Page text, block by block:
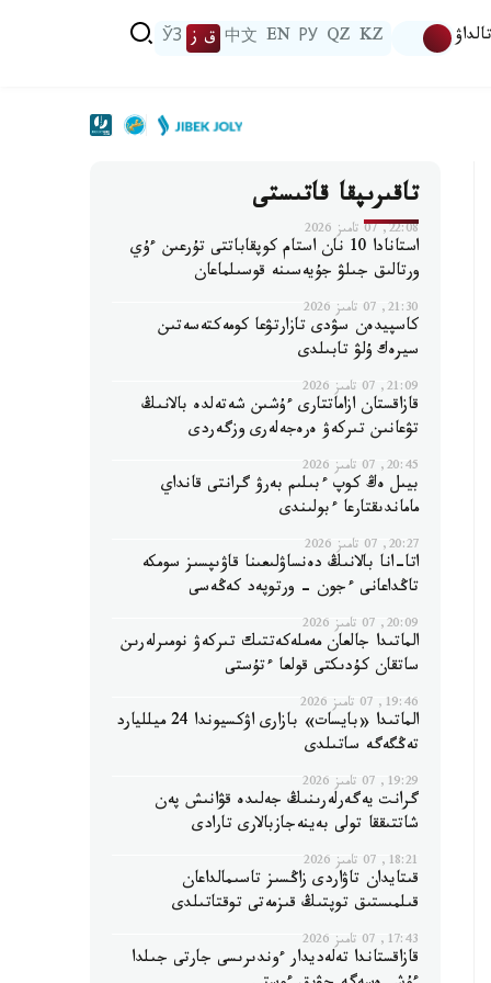
تالداۋ KZ
QZ
РУ
EN
中文 ق ز ЎЗ
تاقىرىپقا قاتىستى
22:08, 07 تامىز 2026
استانادا 10 نان استام كوپقاباتتى تۇرعىن ءۇي
ورتالىق جىلۋ جۇيەسىنە قوسىلماعان
21:30, 07 تامىز 2026
كاسپيدەن سۋدى تازارتۋعا كومەكتەسەتىن
سيرەك ۇلۋ تابىلدى
21:09, 07 تامىز 2026
قازاقستان ازاماتتارى ءۇشىن شەتەلدە بالانىڭ
تۋعانىن تىركەۋ ەرەجەلەرى وزگەردى
20:45, 07 تامىز 2026
بيىل ەڭ كوپ ءبىلىم بەرۋ گرانتى قانداي
ماماندىقتارعا ءبولىندى
20:27, 07 تامىز 2026
اتا-انا بالانىڭ دەنساۋلىعىنا قاۋىپسىز سومكە
تاڭداعانى ءجون - ورتوپەد كەڭەسى
20:09, 07 تامىز 2026
الماتىدا جالعان مەملەكەتتىك تىركەۋ نومىرلەرىن
ساتقان كۇدىكتى قولعا ءتۇستى
19:46, 07 تامىز 2026
الماتىدا «بايسات» بازارى اۋكسيوندا 24 ميلليارد
تەڭگەگە ساتىلدى
19:29, 07 تامىز 2026
گرانت يەگەرلەرىنىڭ جەلىدە قۋانىش پەن
شاتتىققا تولى بەينەجازبالارى تارادى
18:21, 07 تامىز 2026
قىتايدان تاۋاردى زاڭسىز تاسىمالداعان
قىلمىستىق توپتىڭ قىزمەتى توقتاتىلدى
17:43, 07 تامىز 2026
قازاقستاندا تەلەديدار ءوندىرىسى جارتى جىلدا